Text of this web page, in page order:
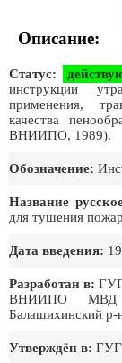
Описание:
Статус:
инструкции
применения,
качества
ВНИИПО, 1989).
Обозначение:
Название
для тушения
Дата введения:
Разработан в:
ВНИИПО МВД
Балашихинский
Утверждён в: